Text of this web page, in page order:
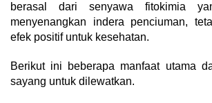
berasal dari senyawa fitokimia
menyenangkan indera penciuman,
efek positif untuk kesehatan.
Berikut ini beberapa manfaat utama
sayang untuk dilewatkan.